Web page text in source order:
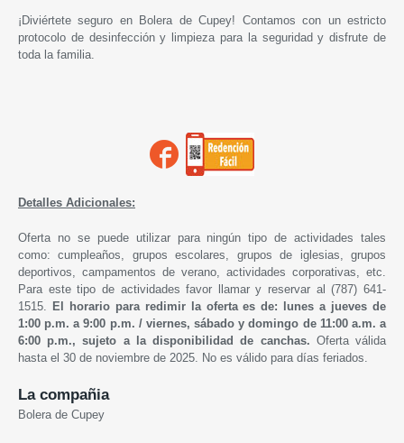
¡Diviértete seguro en Bolera de Cupey! Contamos con un estricto
protocolo de desinfección y limpieza para la seguridad y disfrute de
toda la familia.
Detalles Adicionales:
Oferta no se puede utilizar para ningún tipo de actividades tales
como: cumpleaños, grupos escolares, grupos de iglesias, grupos
deportivos, campamentos de verano, actividades corporativas, etc.
Para este tipo de actividades favor llamar y reservar al (787) 641-
1515.
El horario para redimir la oferta es de: lunes a jueves de
1:00 p.m. a 9:00 p.m. / viernes, sábado y domingo de 11:00 a.m. a
6:00 p.m.,sujeto a la disponibilidad de canchas. Oferta válida
hasta el 30 de noviembre de 2025. No es válido para días feriados.
La compañia
Bolera de Cupey